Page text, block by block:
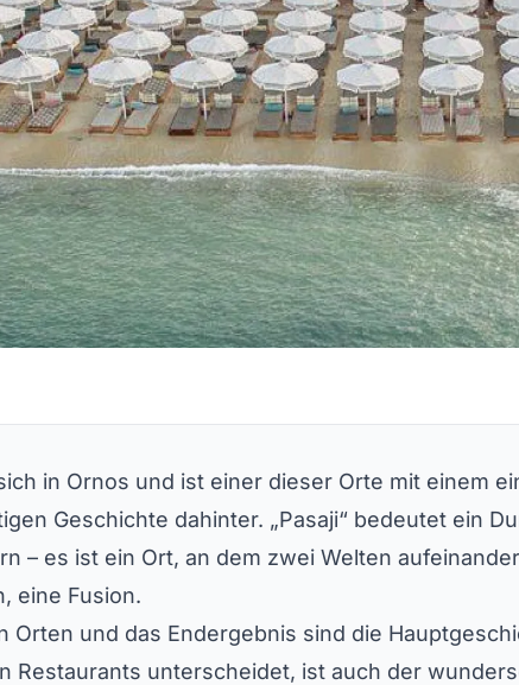
in Ornos und ist einer dieser Orte mit einem
Geschichte dahinter. „Pasaji“ bedeutet ein
– es ist ein Ort, an dem zwei Welten
eine Fusion.
Orten und das Endergebnis sind die
Restaurants unterscheidet, ist auch der